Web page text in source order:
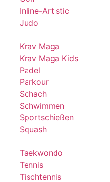
Inline-Artistic
Judo
Krav Maga
Krav Maga Kids
Padel
Parkour
Schach
Schwimmen
Sportschießen
Squash
Taekwondo
Tennis
Tischtennis